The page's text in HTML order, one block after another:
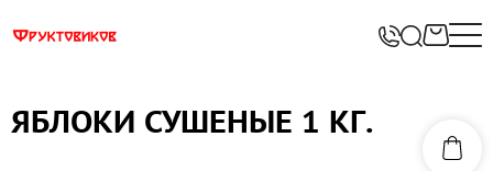
ЯБЛОКИ СУШЕНЫЕ 1 КГ.